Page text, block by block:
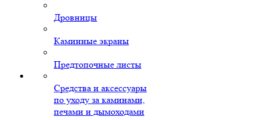
Дровницы
Каминные экраны
Предтопочные листы
Средства и аксессуары
по уходу за каминами,
печами и дымоходами